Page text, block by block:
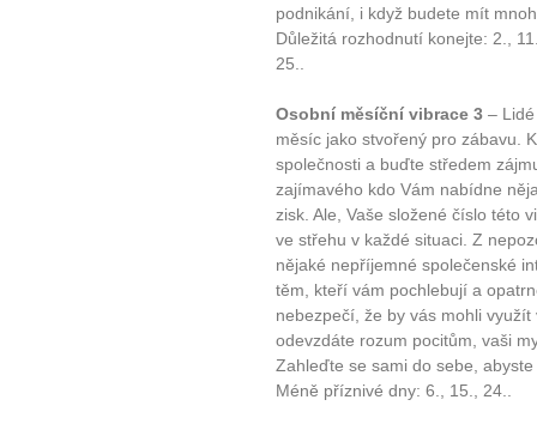
podnikání, i když budete mít
Důležitá rozhodnutí konejte: 2.,
25..
Osobní měsíční vibrace 3 –
měsíc jako stvořený pro zábavu.
společnosti a buďte středem
zajímavého kdo Vám nabídne
zisk. Ale, Vaše složené číslo této
ve střehu v každé situaci. Z
nějaké nepříjemné společenské
těm, kteří vám pochlebují a
nebezpečí, že by vás mohli
odevzdáte rozum pocitům, vaši
Zahleďte se sami do sebe,
Méně příznivé dny: 6., 15., 24..